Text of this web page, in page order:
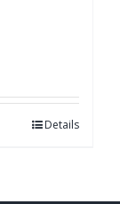
Details